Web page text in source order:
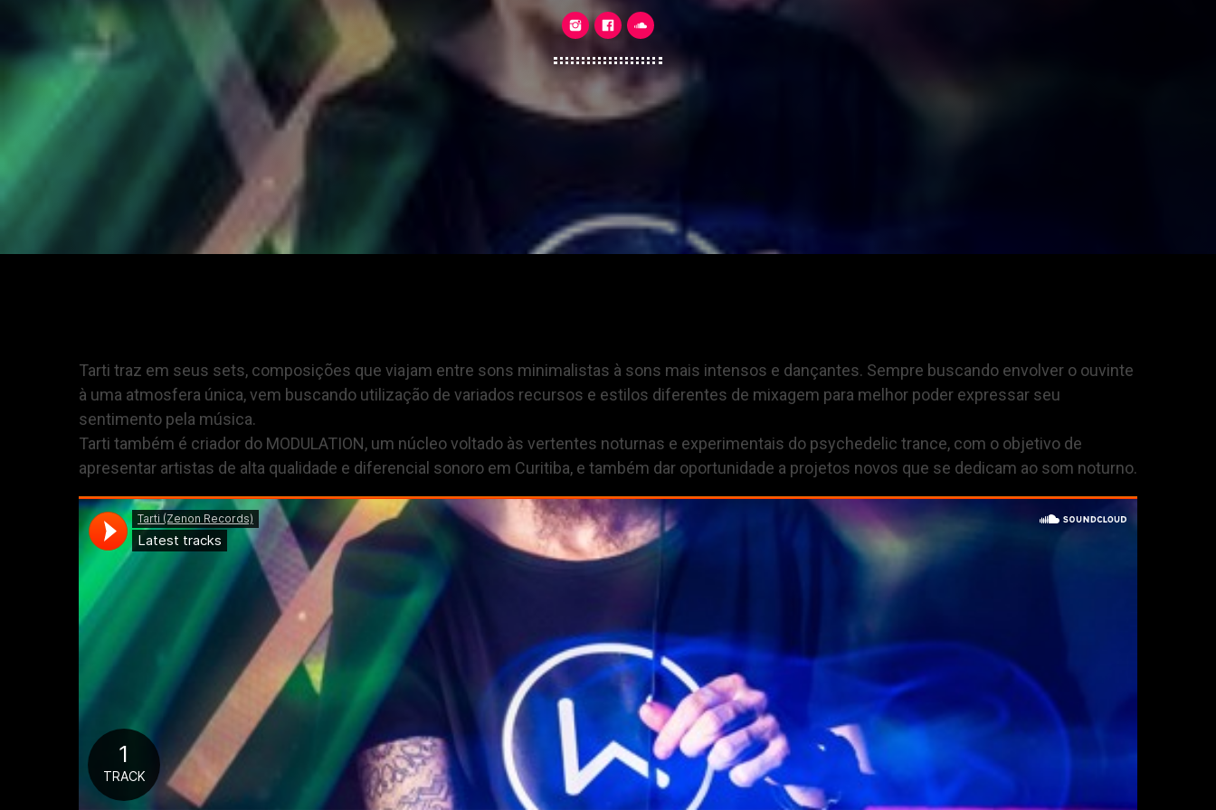
Tarti traz em seus sets, composições que viajam entre sons minimalistas à sons mais intensos e dançantes. Sempre buscando envolver o ouvinte
à uma atmosfera única, vem buscando utilização de variados recursos e estilos diferentes de mixagem para melhor poder expressar seu
sentimento pela música.
Tarti também é criador do MODULATION, um núcleo voltado às vertentes noturnas e experimentais do psychedelic trance, com o objetivo de
apresentar artistas de alta qualidade e diferencial sonoro em Curitiba, e também dar oportunidade a projetos novos que se dedicam ao som noturno.